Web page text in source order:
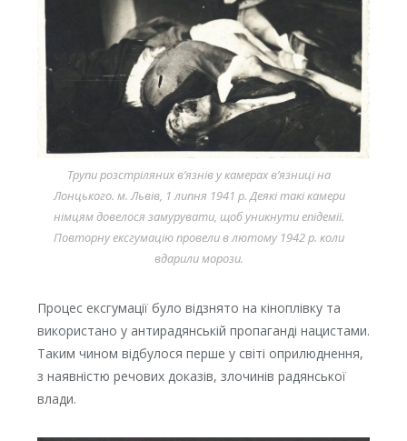
Трупи розстріляних в’язнів у камерах в’язниці на
Лонцького. м. Львів, 1 липня 1941 р. Деякі такі камери
німцям довелося замурувати, щоб уникнути епідемії.
Повторну ексгумацію провели в лютому 1942 р. коли
вдарили морози.
Процес ексгумації було відзнято на кіноплівку та
використано у антирадянській пропаганді нацистами.
Таким чином відбулося перше у світі оприлюднення,
з наявністю речових доказів, злочинів радянської
влади.